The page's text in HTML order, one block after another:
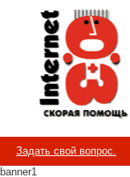
Internet
Скорая помощь
Задать свой вопрос.
banner1